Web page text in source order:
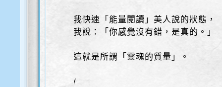
我快速「能量閱讀」美人說的狀態，
我說：「你感覺沒有錯，是真的。」
這就是所謂「靈魂的質量」。
/